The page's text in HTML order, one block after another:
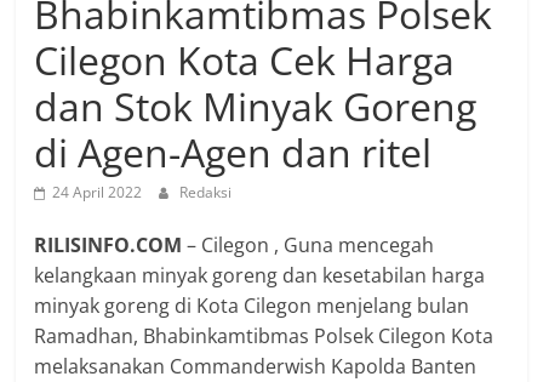
Bhabinkamtibmas Polsek
Cilegon Kota Cek Harga
dan Stok Minyak Goreng
di Agen-Agen dan ritel
24 April 2022 Redaksi
RILISINFO.COM – Cilegon , Guna mencegah
kelangkaan minyak goreng dan kesetabilan harga
minyak goreng di Kota Cilegon menjelang bulan
Ramadhan, Bhabinkamtibmas Polsek Cilegon Kota
melaksanakan Commanderwish Kapolda Banten